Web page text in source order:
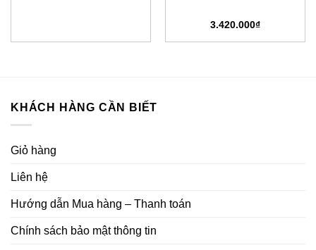
3.420.000₫
KHÁCH HÀNG CẦN BIẾT
Giỏ hàng
Liên hệ
Hướng dẫn Mua hàng – Thanh toán
Chính sách bảo mật thông tin